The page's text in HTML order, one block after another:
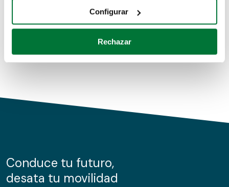
Identificar su dispositivo analizándolo activamente
para buscar características específicas (huellas
Obtenga más información sobre cómo se procesan sus
de cookies.
información sobre el uso que haga del sitio web con
nuestros partners de redes sociales, publicidad y análisis
Configurar
Rechazar
Conduce tu futuro,
desata tu movilidad